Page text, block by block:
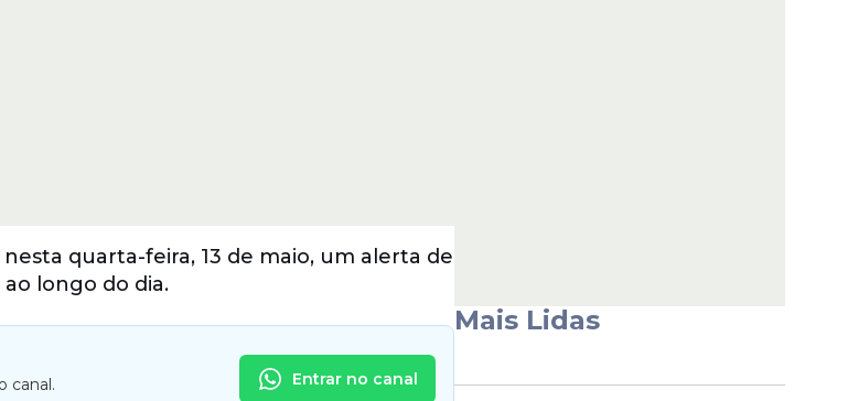
quarta-feira, 13 de maio, um alerta de
ao longo do dia.
canal. Entrar no canal
Mais Lidas